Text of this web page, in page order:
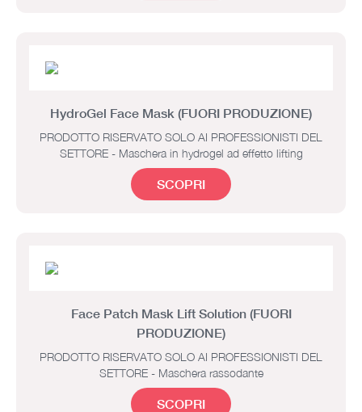
HydroGel Face Mask (FUORI PRODUZIONE)
PRODOTTO RISERVATO SOLO AI PROFESSIONISTI DEL
SETTORE - Maschera in hydrogel ad effetto lifting
SCOPRI
Face Patch Mask Lift Solution (FUORI
PRODUZIONE)
PRODOTTO RISERVATO SOLO AI PROFESSIONISTI DEL
SETTORE - Maschera rassodante
SCOPRI